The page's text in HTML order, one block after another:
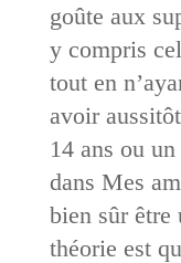
goûte aux
y compris
tout en
avoir
14 ans ou
dans Mes
bien sûr être
théorie est